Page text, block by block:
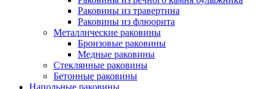
Раковины из травертина
Раковины из флюорита
Металлические раковины
Бронзовые раковины
Медные раковины
Стеклянные раковины
Бетонные раковины
Напольные раковины